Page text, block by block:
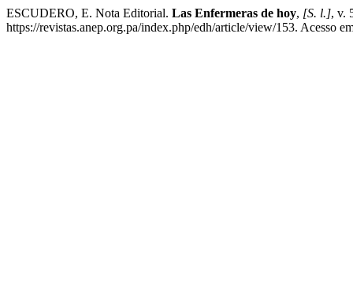
ESCUDERO, E. Nota Editorial. Las Enfermeras de hoy, [S. l.], v.
https://revistas.anep.org.pa/index.php/edh/article/view/153. Acesso